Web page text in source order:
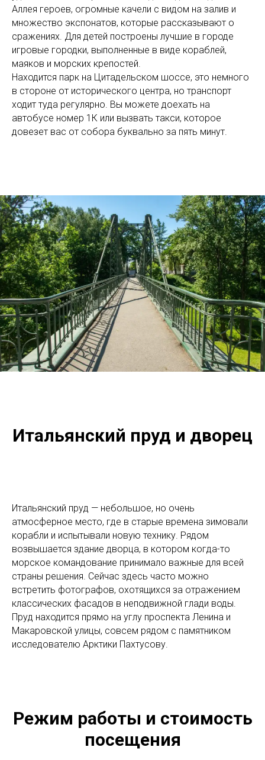
Аллея героев, огромные качели с видом на залив и
множество экспонатов, которые рассказывают о
сражениях. Для детей построены лучшие в городе
игровые городки, выполненные в виде кораблей,
маяков и морских крепостей.
Находится парк на Цитадельском шоссе, это немного
в стороне от исторического центра, но транспорт
ходит туда регулярно. Вы можете доехать на
автобусе номер 1К или вызвать такси, которое
довезет вас от собора буквально за пять минут.
Итальянский пруд и дворец
Итальянский пруд — небольшое, но очень
атмосферное место, где в старые времена зимовали
корабли и испытывали новую технику. Рядом
возвышается здание дворца, в котором когда-то
морское командование принимало важные для всей
страны решения. Сейчас здесь часто можно
встретить фотографов, охотящихся за отражением
классических фасадов в неподвижной глади воды.
Пруд находится прямо на углу проспекта Ленина и
Макаровской улицы, совсем рядом с памятником
исследователю Арктики Пахтусову.
Режим работы и стоимость
посещения